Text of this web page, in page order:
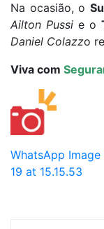
Na ocasião, o
Ailton Pussie o
Daniel Colazzo
Viva com
WhatsApp
19 at 15.15.53